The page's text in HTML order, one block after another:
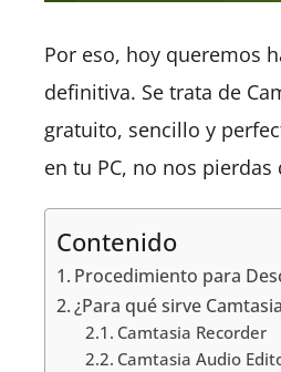
Por eso, hoy queremos
definitiva. Se trata de
gratuito, sencillo y
en tu PC, no nos pierdas
Contenido
Procedimiento para
¿Para qué sirve
Camtasia Recorder
Camtasia Audio